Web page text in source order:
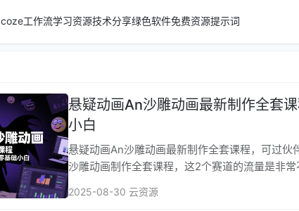
coze工作流学习资源技术分享绿色软件免费资源提示词
悬疑动画An沙雕动画最新制作全套
小白
悬疑动画An沙雕动画最新制作全套课程，可过伙伴计划，适
沙雕动画制作全套课程，这2个赛道的流量是非
2025-08-30 云资源